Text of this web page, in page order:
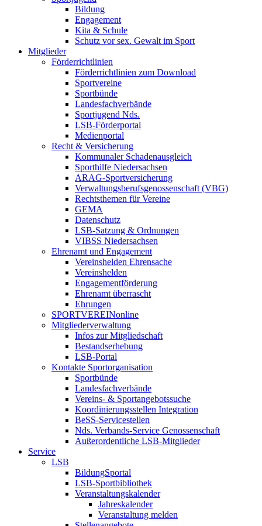
Bildung
Engagement
Kita & Schule
Schutz vor sex. Gewalt im Sport
Mitglieder
Förderrichtlinien
Förderrichtlinien zum Download
Sportvereine
Sportbünde
Landesfachverbände
Sportjugend Nds.
LSB-Förderportal
Medienportal
Recht & Versicherung
Kommunaler Schadenausgleich
Sporthilfe Niedersachsen
ARAG-Sportversicherung
Verwaltungsberufsgenossenschaft (VBG)
Rechtsthemen für Vereine
GEMA
Datenschutz
LSB-Satzung & Ordnungen
VIBSS Niedersachsen
Ehrenamt und Engagement
Vereinshelden Ehrensache
Vereinshelden
Engagementförderung
Ehrenamt überrascht
Ehrungen
SPORTVEREINonline
Mitgliederverwaltung
Infos zur Mitgliedschaft
Bestandserhebung
LSB-Portal
Kontakte Sportorganisation
Sportbünde
Landesfachverbände
Vereins- & Sportangebotssuche
Koordinierungsstellen Integration
BeSS-Servicestellen
Nds. Verbands-Service Genossenschaft
Außerordentliche LSB-Mitglieder
Service
LSB
BildungSportal
LSB-Sportbibliothek
Veranstaltungskalender
Jahreskalender
Veranstaltung melden